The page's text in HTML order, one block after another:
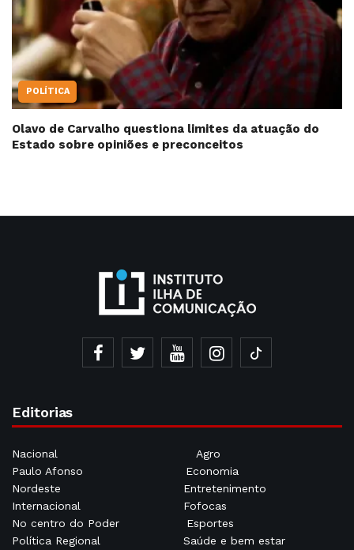
POLÍTICA
Olavo de Carvalho questiona limites da atuação do
Estado sobre opiniões e preconceitos
Editorias
Nacional
Agro
Paulo Afonso
Economia
Nordeste
Entretenimento
Internacional
Fofocas
No centro do Poder
Esportes
Política Regional
Saúde e bem estar